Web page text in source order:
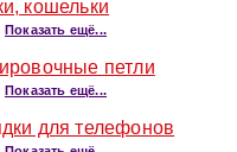
кошельки
Показать ещё...
петли
Показать ещё...
для телефонов